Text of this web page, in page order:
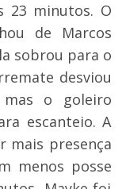
23 minutos. O
de Marcos
sobrou para o
desviou
mas o goleiro
escanteio. A
mais presença
menos posse